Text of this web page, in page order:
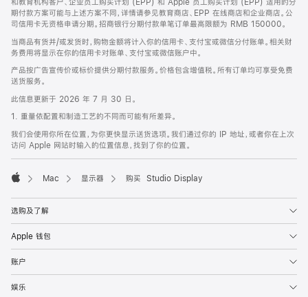
和教育机构客户、企业员工购买计划 (EPP) 和 Apple 员工购买计划 (EPP) 适用的分
期付款方案可能与上述方案不同，详情请参见教育商店、EPP 在线商店和企业商店。公
司信用卡无资格申请分期。招商银行分期付款单笔订单最高限额为 RMB 150000。
当商品有货并/或发货时，购物金额将计入你的信用卡、支付宝或微信分付账单。相关财
务费用将显示在你的信用卡对账单、支付宝或微信账户中。
产品按广告宣传价或标价提供分期付款服务。价格包含增值税。所有订单均可享受免费
送货服务。
此信息更新于 2026 年 7 月 30 日。
1. 重量依配置和制造工艺的不同而可能有所差异。
我们会使用你所在位置，为你更快显示送货选项。我们通过你的 IP 地址，或者你在上次
访问 Apple 网站时输入的位置信息，找到了你的位置。
Mac 显示器 购买 Studio Display
选购及了解
Apple 钱包
账户
娱乐